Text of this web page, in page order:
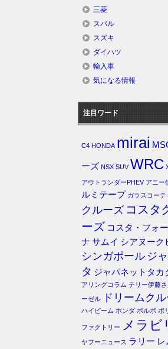
三菱
スバル
スズキ
ダイハツ
輸入車
気になる情報
注目ワード
C4 HONDA mirai
ーズ NSX SUV WRC
アウトランダーPHEV アニー
ルミテープ ガラスコーテ
クルーズ コスタ
ーズ コスタ・フォ
ナ サムイ シアヌーク
シンガポール ジ
タ ジャパネットタカ
アリングコラム テリー伊藤さ
ーゼル
ドリームク
ハイビーム ホンダ ボルボ ポ
ファクトリー メラビ
ヤフーニュース ラリー レ